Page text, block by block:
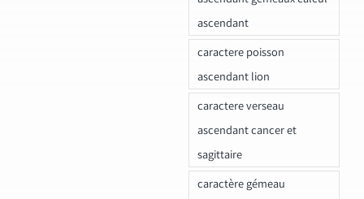
ascendant
caractere poisson
ascendant lion
caractere verseau
ascendant cancer et
sagittaire
caractère gémeau